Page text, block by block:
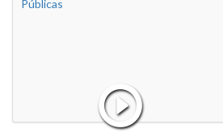
Públicas